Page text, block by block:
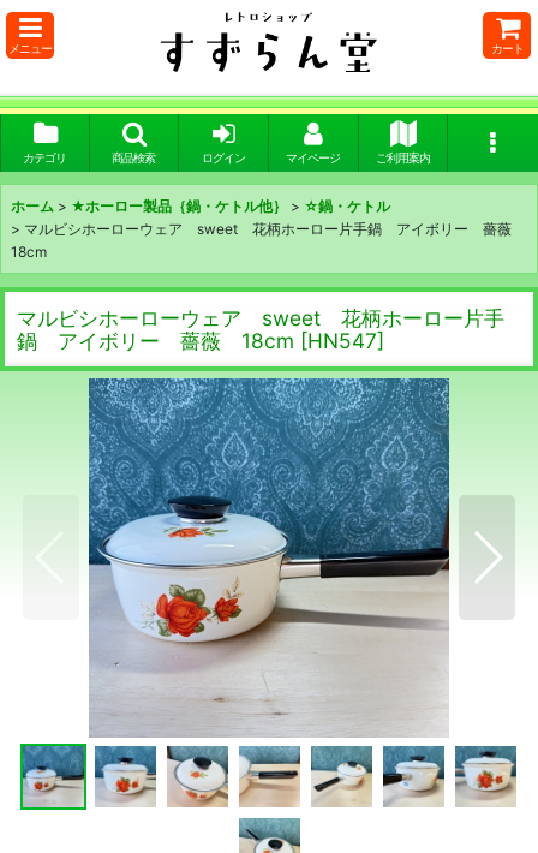
メニュー カート
カテゴリ 商品検索 ログイン マイページ ご利用案内
ホーム > ★ホーロー製品｛鍋・ケトル他｝ > ☆鍋・ケトル
> マルビシホーローウェア sweet 花柄ホーロー片手鍋 アイボリー 薔薇
18cm
マルビシホーローウェア sweet 花柄ホーロー片手
鍋 アイボリー 薔薇 18cm [HN547]